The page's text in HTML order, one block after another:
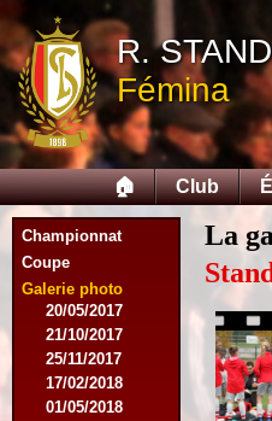
R.
Fémina
🏠 Club
Championnat
Coupe
Galerie photo
12/09/2015
26/09/2015
03/10/2015
28/11/2015
09/03/2016
09/04/2016
13/04/2016
16/05/2016
09/08/2016
08/10/2016
01/03/2017
06/05/2017
20/05/2017
21/10/2017
25/11/2017
17/02/2018
01/05/2018
La